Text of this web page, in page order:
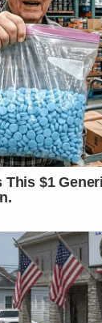
This $1